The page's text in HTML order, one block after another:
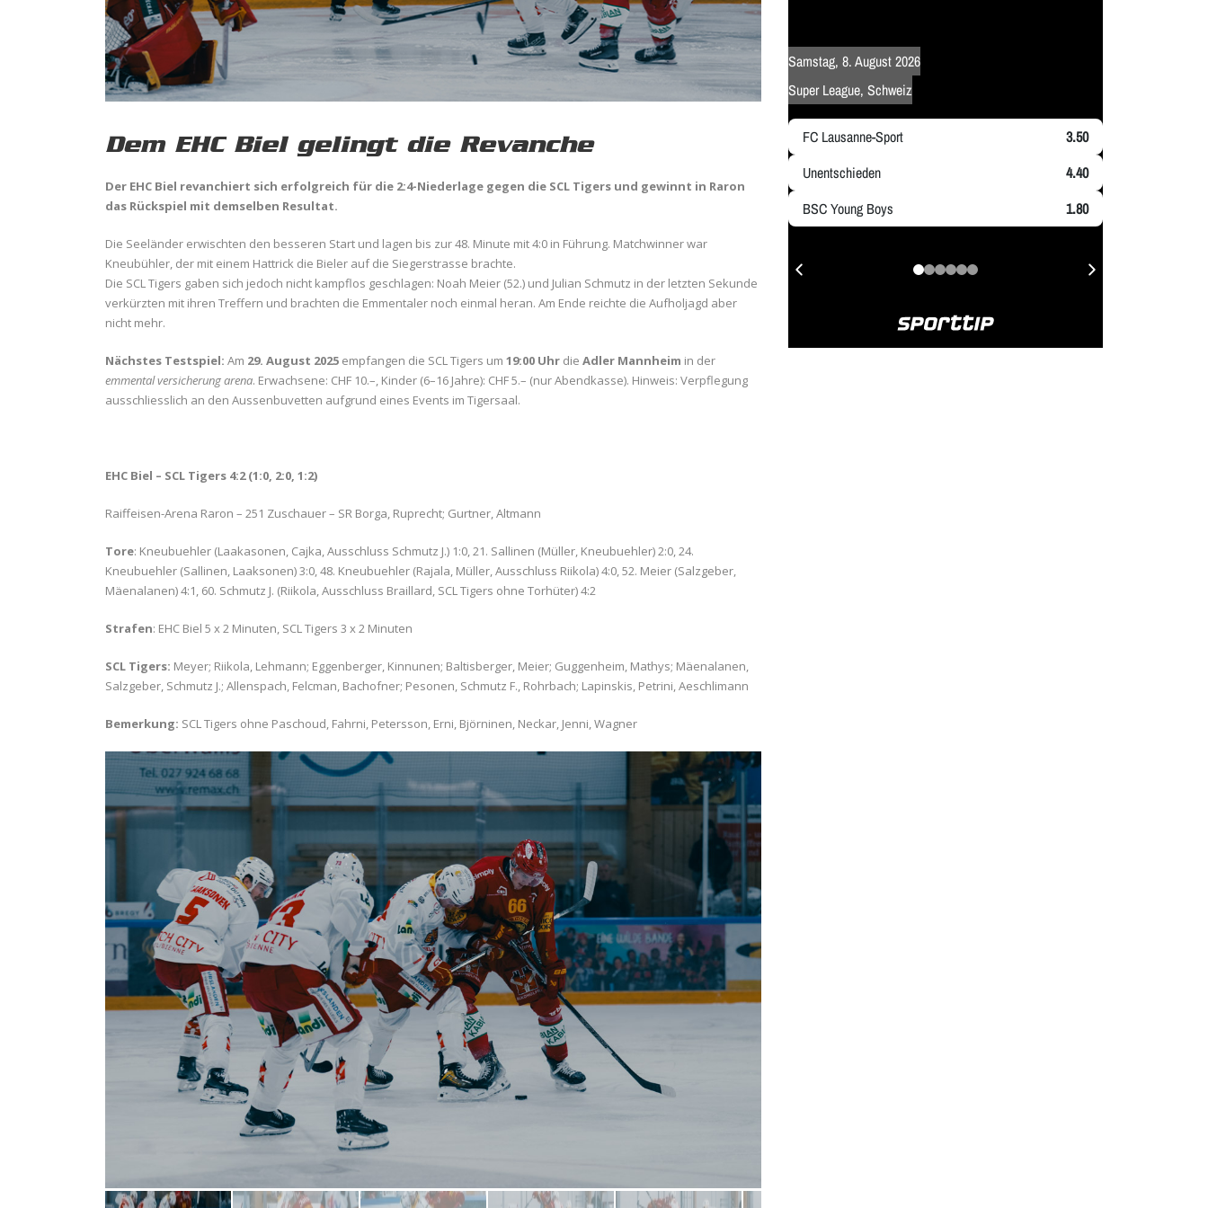
Dem EHC Biel gelingt die Revanche
Der EHC Biel revanchiert sich erfolgreich für die 2:4-Niederlage gegen die SCL Tigers und gewinnt in Raron
das Rückspiel mit demselben Resultat.
Die Seeländer erwischten den besseren Start und lagen bis zur 48. Minute mit 4:0 in Führung. Matchwinner war
Kneubühler, der mit einem Hattrick die Bieler auf die Siegerstrasse brachte.
Die SCL Tigers gaben sich jedoch nicht kampflos geschlagen: Noah Meier (52.) und Julian Schmutz in der letzten Sekunde
verkürzten mit ihren Treffern und brachten die Emmentaler noch einmal heran. Am Ende reichte die Aufholjagd aber
nicht mehr.
Nächstes Testspiel: Am 29. August 2025 empfangen die SCL Tigers um 19:00 Uhr die Adler Mannheim in der
emmental versicherung arena. Erwachsene: CHF 10.–, Kinder (6–16 Jahre): CHF 5.– (nur Abendkasse). Hinweis: Verpflegung
ausschliesslich an den Aussenbuvetten aufgrund eines Events im Tigersaal.
EHC Biel – SCL Tigers 4:2 (1:0, 2:0, 1:2)
Raiffeisen-Arena Raron – 251 Zuschauer – SR Borga, Ruprecht; Gurtner, Altmann
Tore: Kneubuehler (Laakasonen, Cajka, Ausschluss Schmutz J.) 1:0, 21. Sallinen (Müller, Kneubuehler) 2:0, 24.
Kneubuehler (Sallinen, Laaksonen) 3:0, 48. Kneubuehler (Rajala, Müller, Ausschluss Riikola) 4:0, 52. Meier (Salzgeber,
Mäenalanen) 4:1, 60. Schmutz J. (Riikola, Ausschluss Braillard, SCL Tigers ohne Torhüter) 4:2
Strafen: EHC Biel 5 x 2 Minuten, SCL Tigers 3 x 2 Minuten
SCL Tigers: Meyer; Riikola, Lehmann; Eggenberger, Kinnunen; Baltisberger, Meier; Guggenheim, Mathys; Mäenalanen,
Salzgeber, Schmutz J.; Allenspach, Felcman, Bachofner; Pesonen, Schmutz F., Rohrbach; Lapinskis, Petrini, Aeschlimann
Bemerkung: SCL Tigers ohne Paschoud, Fahrni, Petersson, Erni, Björninen, Neckar, Jenni, Wagner